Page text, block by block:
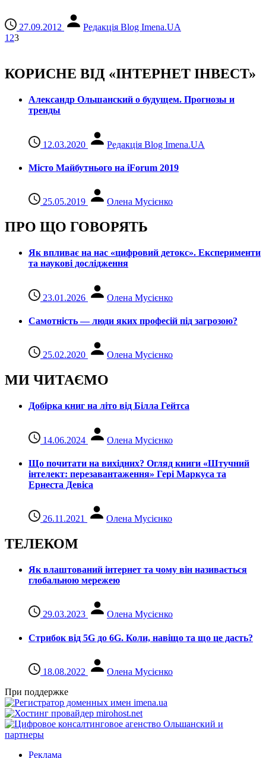
27.09.2012
Редакція Blog Imena.UA
1 23
КОРИСНЕ ВІД «ІНТЕРНЕТ ІНВЕСТ»
Александр Ольшанский о будущем. Прогнозы и
тренды
12.03.2020 Редакція Blog Imena.UA
Місто Майбутнього на iForum 2019
25.05.2019 Олена Мусієнко
ПРО ЩО ГОВОРЯТЬ
Як впливає на нас «цифровий детокс». Експерименти
та наукові дослідження
23.01.2026 Олена Мусієнко
Самотність — люди яких професій під загрозою?
25.02.2020 Олена Мусієнко
МИ ЧИТАЄМО
Добірка книг на літо від Білла Гейтса
14.06.2024 Олена Мусієнко
Що почитати на вихідних? Огляд книги «Штучний
інтелект: перезавантаження» Гері Маркуса та
Ернеста Девіса
26.11.2021 Олена Мусієнко
ТЕЛЕКОМ
Як влаштований інтернет та чому він називається
глобальною мережею
29.03.2023 Олена Мусієнко
Стрибок від 5G до 6G. Коли, навіщо та що це даcть?
18.08.2022
Олена Мусієнко
При поддержке
Реклама